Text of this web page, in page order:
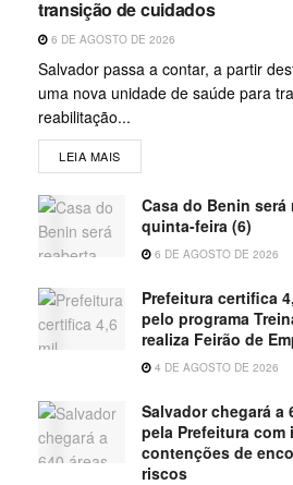
transição de cuidados
6 DE AGOSTO DE 2026
Salvador passa a contar, a partir
uma nova unidade de saúde para
reabilitação...
LEIA MAIS
Casa do Benin será
quinta-feira (6)
6 DE AGOSTO DE 2026
Prefeitura certifica
pelo programa
realiza Feirão de
4 DE AGOSTO DE 2026
Salvador chegará a
pela Prefeitura
contenções de
riscos